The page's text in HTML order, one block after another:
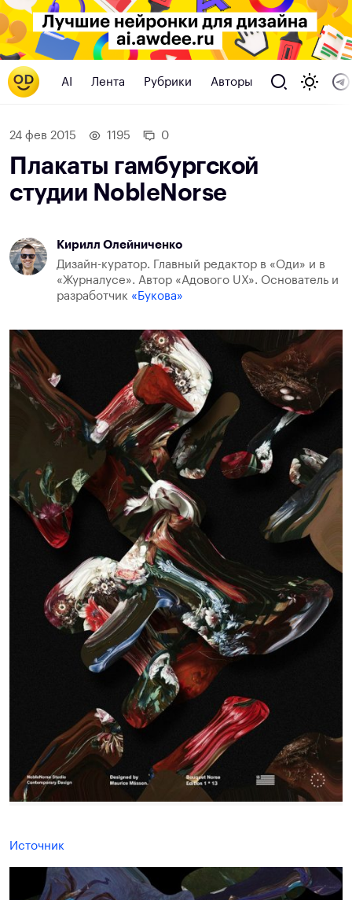
AI Лента Рубрики Авторы
24 фев 2015 1195 0
Плакаты гамбургской
студии NobleNorse
Кирилл Олейниченко
Дизайн-куратор. Главный редактор в «Оди» и в
«Журналусе». Автор «Адового UX». Основатель и
разработчик «Букова»
Источник